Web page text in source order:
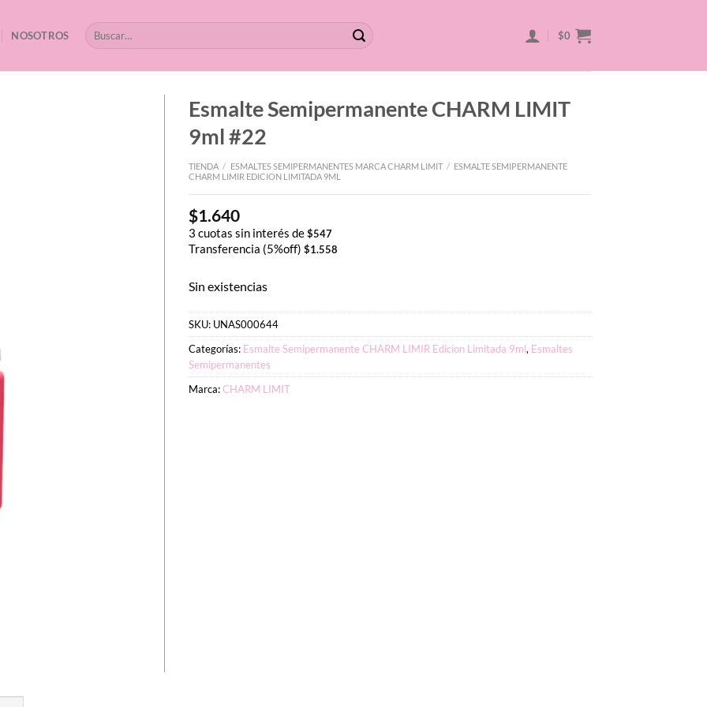
NOSOTROS
Buscar
por:
$0
Esmalte Semipermanente CHARM LIMIT
9ml #22
TIENDA / ESMALTES SEMIPERMANENTES MARCA CHARM LIMIT / ESMALTE SEMIPERMANENTE
CHARM LIMIR EDICION LIMITADA 9ML
$1.640
3 cuotas sin interés de$547
Transferencia (5%off) $1.558
Sin existencias
SKU: UNAS000644
Categorías: Esmalte Semipermanente CHARM LIMIR Edicion Limitada 9ml, Esmaltes
Semipermanentes
Marca:CHARM LIMIT